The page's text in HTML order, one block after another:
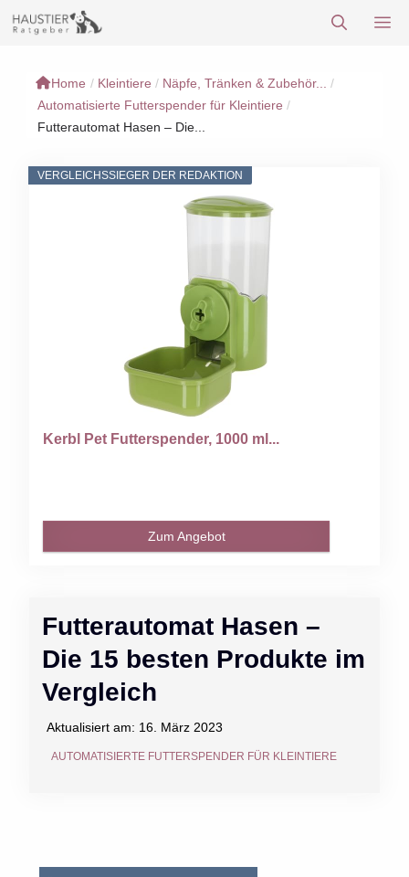
Inhalt
Home / Kleintiere / Näpfe, Tränken & Zubehör...
/
Automatisierte Futterspender für Kleintiere /
Futterautomat Hasen – Die...
Futterautomat Hasen –
Die 15 besten Produkte im
Vergleich
Aktualisiert am: 16. März 2023
AUTOMATISIERTE FUTTERSPENDER FÜR KLEINTIERE
VERGLEICHSSIEGER DER REDAKTION
Kerbl Pet Futterspender, 1000 ml...
Zum Angebot